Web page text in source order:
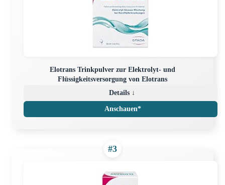
Elotrans Trinkpulver zur Elektrolyt- und
Flüssigkeitsversorgung von Elotrans
Details ↓
Anschauen*
#3